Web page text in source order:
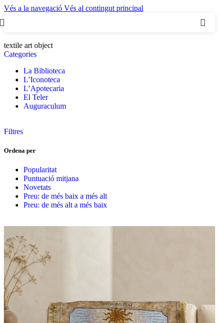
Vés a la navegació Vés al contingut principal
textile art object
Categories
La Biblioteca
L’Iconoteca
L’Apotecaria
El Teler
Auguraculum
Filtres
Ordena per
Popularitat
Puntuació mitjana
Novetats
Preu: de més baix a més alt
Preu: de més alt a més baix